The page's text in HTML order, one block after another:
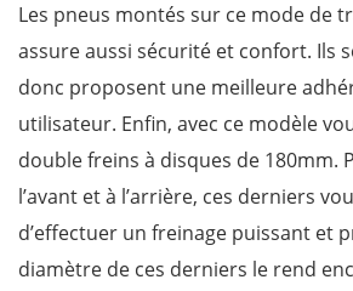
Les pneus montés sur ce mode de
assure aussi sécurité et confort. Ils
donc proposent une meilleure
utilisateur. Enfin, avec ce modèle
double freins à disques de 180mm.
l’avant et à l’arrière, ces derniers
d’effectuer un freinage puissant et
diamètre de ces derniers le rend